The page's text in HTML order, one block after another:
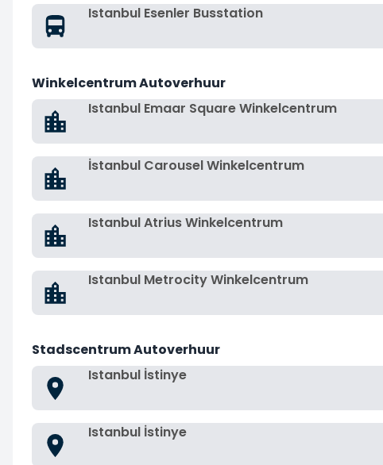
Istanbul Esenler Busstation
Winkelcentrum Autoverhuur
Istanbul Emaar Square Winkelcentrum
İstanbul Carousel Winkelcentrum
Istanbul Atrius Winkelcentrum
Istanbul Metrocity Winkelcentrum
Stadscentrum Autoverhuur
Istanbul İstinye
Istanbul İstinye